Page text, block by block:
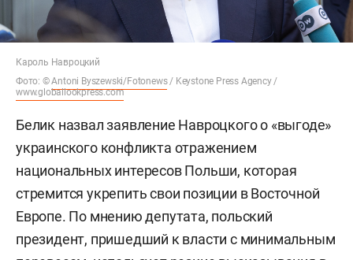
Кароль Навроцкий
Фото: ©Antoni Byszewski/Fotonews/ Keystone Press Agency /
www.globallookpress.com
Белик назвал заявление Навроцкого о «выгоде»
украинского конфликта отражением
национальных интересов Польши, которая
стремится укрепить свои позиции в Восточной
Европе. По мнению депутата, польский
президент, пришедший к власти с минимальным